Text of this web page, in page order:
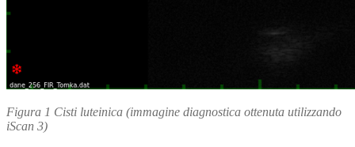
Figura 1 Cisti luteinica (immagine diagnostica ottenuta utilizzando
iScan 3)